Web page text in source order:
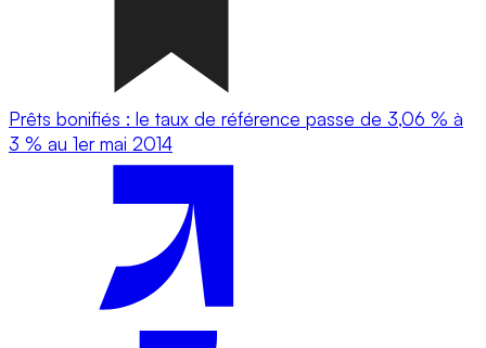
Prêts bonifiés : le taux de référence passe de 3,06 % à
3 % au 1er mai 2014